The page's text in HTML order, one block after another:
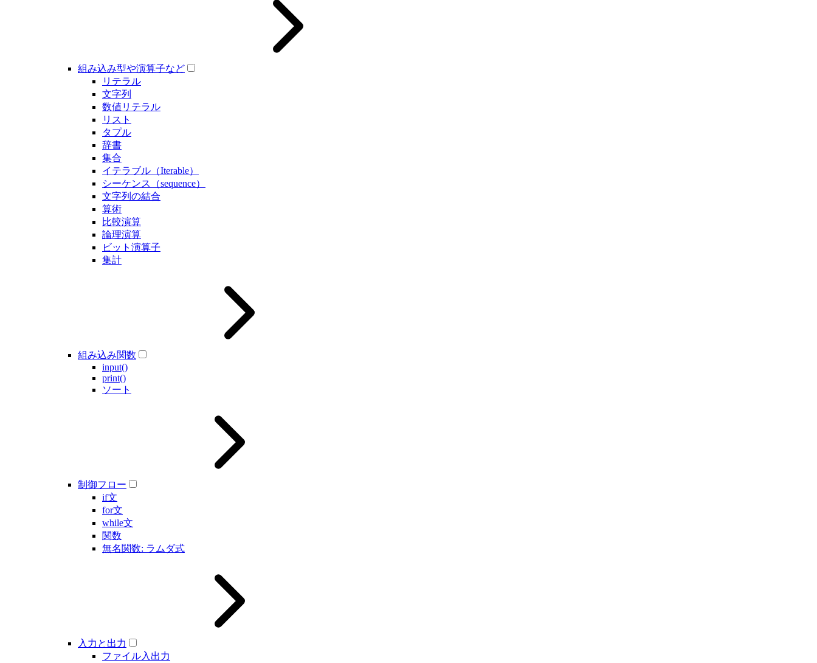
組み込み型や演算子など
リテラル
文字列
数値リテラル
リスト
タプル
辞書
集合
イテラブル（Iterable）
シーケンス（sequence）
文字列の結合
算術
比較演算
論理演算
ビット演算子
集計
組み込み関数
input()
print()
ソート
制御フロー
if文
for文
while文
関数
無名関数: ラムダ式
入力と出力
ファイル入出力